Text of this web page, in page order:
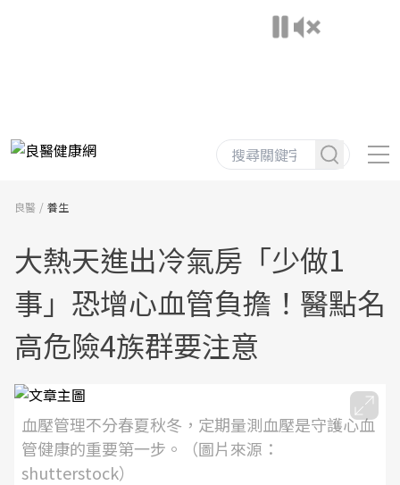
良醫 養生
大熱天進出冷氣房「少做1
事」恐增心血管負擔！醫點名
高危險4族群要注意
血壓管理不分春夏秋冬，定期量測血壓是守護心血
管健康的重要第一步。（圖片來源：
shutterstock）